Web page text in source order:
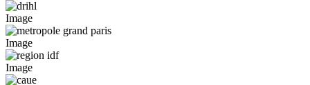
Image
Image
Image